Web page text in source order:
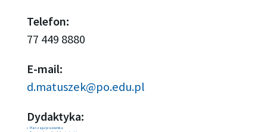
Telefon:
77 449 8880
E-mail:
d.matuszek@po.edu.pl
Dydaktyka:
Plan zajęć pracownika